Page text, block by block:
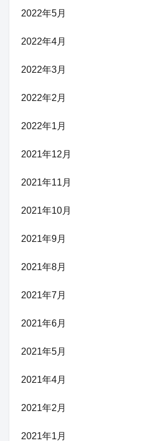
2022年5月
2022年4月
2022年3月
2022年2月
2022年1月
2021年12月
2021年11月
2021年10月
2021年9月
2021年8月
2021年7月
2021年6月
2021年5月
2021年4月
2021年2月
2021年1月